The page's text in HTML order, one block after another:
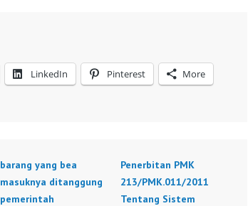
LinkedIn Pinterest More
barang yang bea
masuknya ditanggung
pemerintah
Penerbitan PMK
213/PMK.011/2011
Tentang Sistem